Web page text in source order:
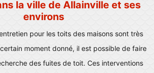
la ville de Allainville et ses
environs
pour les toits des maisons sont très
moment donné, il est possible de faire
des fuites de toit. Ces interventions